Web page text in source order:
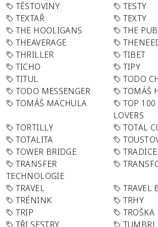
TĚSTOVINY
TESTY
TEXTAŘ
TEXTY
THE HOOLIGANS
THE PUB
THEAVERAGE
THRILLER
TIBET
TICHO
TIPY
TITUL
TODO
TODO MESSENGER
TOMÁŠ
TOMÁŠ MACHULA
TOP 100
LOVERS
TORTILLY
TOTAL
TOTALITA
TOWER BRIDGE
TRADICE
TRANSFER
TECHNOLOGIE
TRAVEL
TRAVEL
TRÉNINK
TRHY
TRIP
TROŠKA
TŘI SESTRY
TUMBRL